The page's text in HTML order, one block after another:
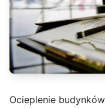
Ocieplenie